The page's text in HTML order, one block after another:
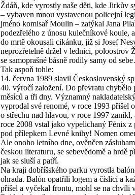
Ždáň, kde vyrostly naše děti, kde Jirkův
– vybaven mnou vystavenou policejní
jméno komisař Moulin – zatýkal Jana
podezřelého z únosu kulečníkové koule,
do mrtě okousali cikánku, již si Josef
neprozřetelně držel v lednici, poloostrov
se samoprašné básně rodily samy od
Tak aspoň tohle:
14. června 1989 slavil Československý
40. výročí založení. Do převratu chybělo
měsíců a tři dny. Významný
vyprodal své renomé, v roce 1993 přišel
o střechu nad hlavou, v roce 1997 zanikl,
roce 2008 vstal jako vypelichaný Fénix z
pod přílepkem Levné knihy! Nomen
Ale onoho letního dne, ověnčen
českou literaturu, se sebevědomě a hrdě
jak se sluší a patří.
Na kraji dobříšského parku vyrostla
ohrada. Balón opatřili logem a číslicí a
přišel a vyčekal frontu, mohl se na chvíli